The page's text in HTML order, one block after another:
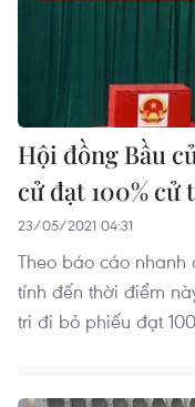
Hội đồng Bầu
cử đạt 100%
23/05/2021 04:31
Theo báo cáo
tính đến thời điểm
tri đi bỏ phiếu đạt